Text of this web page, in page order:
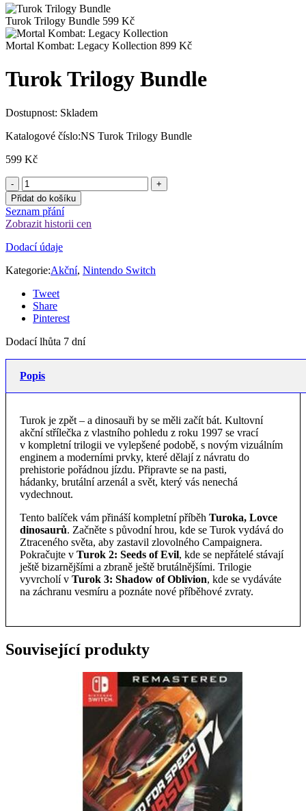
Turok Trilogy Bundle 599 Kč
Mortal Kombat: Legacy Kollection 899 Kč
Turok Trilogy Bundle
Dostupnost: Skladem
Katalogové číslo:NS Turok Trilogy Bundle
599 Kč
Přidat do košíku
Seznam přání
Zobrazit historii cen
Dodací údaje
Kategorie:Akční, Nintendo Switch
Tweet
Share
Pinterest
Dodací lhůta 7 dní
Popis
Turok je zpět – a dinosauři by se měli začít bát. Kultovní
akční střílečka z vlastního pohledu z roku 1997 se vrací
v kompletní trilogii ve vylepšené podobě, s novým vizuálním
enginem a moderními prvky, které dělají z návratu do
prehistorie pořádnou jízdu. Připravte se na pasti,
hádanky, brutální arzenál a svět, který vás nenechá
vydechnout.
Tento balíček vám přináší kompletní příběh Turoka, Lovce
dinosaurů. Začněte s původní hrou, kde se Turok vydává do
Ztraceného světa, aby zastavil zlovolného Campaignera.
Pokračujte v Turok 2: Seeds of Evil, kde se nepřátelé stávají
ještě bizarnějšími a zbraně ještě brutálnějšími. Trilogie
vyvrcholí v Turok 3: Shadow of Oblivion, kde se vydáváte
na záchranu vesmíru a poznáte nové příběhové zvraty.
Související produkty